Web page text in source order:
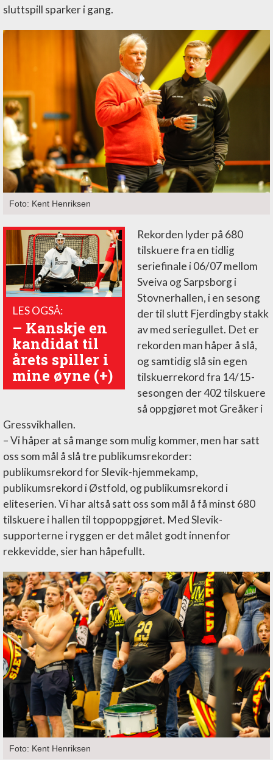
sluttspill sparker i gang.
Foto: Kent Henriksen
LES OGSÅ:
– Kanskje en
kandidat til
årets spiller i
mine øyne (+)
Rekorden lyder på 680
tilskuere fra en tidlig
seriefinale i 06/07 mellom
Sveiva og Sarpsborg i
Stovnerhallen, i en sesong
der til slutt Fjerdingby stakk
av med seriegullet. Det er
rekorden man håper å slå,
og samtidig slå sin egen
tilskuerrekord fra 14/15-
sesongen der 402 tilskuere
så oppgjøret mot Greåker i
Gressvikhallen.
– Vi håper at så mange som mulig kommer, men har satt
oss som mål å slå tre publikumsrekorder:
publikumsrekord for Slevik-hjemmekamp,
publikumsrekord i Østfold, og publikumsrekord i
eliteserien. Vi har altså satt oss som mål å få minst 680
tilskuere i hallen til toppoppgjøret. Med Slevik-
supporterne i ryggen er det målet godt innenfor
rekkevidde, sier han håpefullt.
Foto: Kent Henriksen